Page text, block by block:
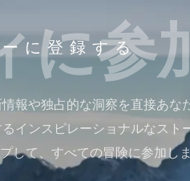
に登録する
に参
報や独占的な洞察を直接あな
インスピレーショナルなスト
して、すべての冒険に参加し